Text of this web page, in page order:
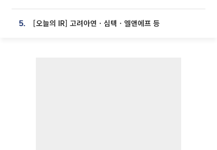
5. [오늘의 IR] 고려아연ㆍ심텍ㆍ엘앤에프 등